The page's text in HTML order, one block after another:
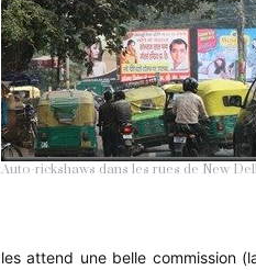
Auto-rickshaws dans les rues de New
les attend une belle commission